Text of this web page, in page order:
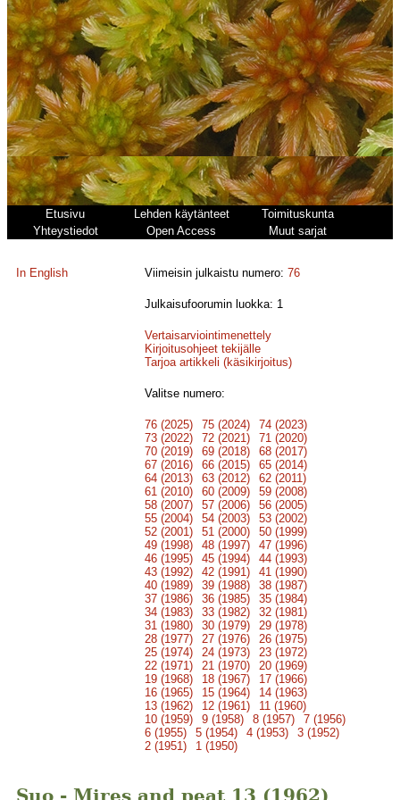
Etusivu Lehden käytänteet
Toimituskunta
Yhteystiedot
Open Access Muut sarjat
In English Viimeisin julkaistu numero:76
Julkaisufoorumin luokka: 1
Vertaisarviointimenettely
Kirjoitusohjeet tekijälle
Tarjoa artikkeli (käsikirjoitus)
Valitse numero:
76 (2025) 75 (2024)
74 (2023)
73 (2022)
72 (2021)
71 (2020)
70 (2019)
69 (2018)
68 (2017)
67 (2016)
66 (2015)
65 (2014)
64 (2013)
63 (2012)
62 (2011)
61 (2010)
60 (2009)
59 (2008)
58 (2007)
57 (2006)
56 (2005)
55 (2004)
54 (2003)
53 (2002)
52 (2001)
51 (2000)
50 (1999)
49 (1998)
48 (1997)
47 (1996)
46 (1995)
45 (1994)
44 (1993)
43 (1992)
42 (1991)
41 (1990)
40 (1989)
39 (1988)
38 (1987)
37 (1986)
36 (1985)
35 (1984)
34 (1983)
33 (1982)
32 (1981)
31 (1980)
30 (1979)
29 (1978)
28 (1977)
27 (1976)
26 (1975)
25 (1974)
24 (1973)
23 (1972)
22 (1971)
21 (1970)
20 (1969)
19 (1968)
18 (1967)
17 (1966)
16 (1965)
15 (1964)
14 (1963)
13 (1962)
12 (1961)
11 (1960)
10 (1959)
9 (1958) 8 (1957)
7 (1956)
6 (1955)
5 (1954) 4 (1953)
3 (1952)
2 (1951)
1 (1950)